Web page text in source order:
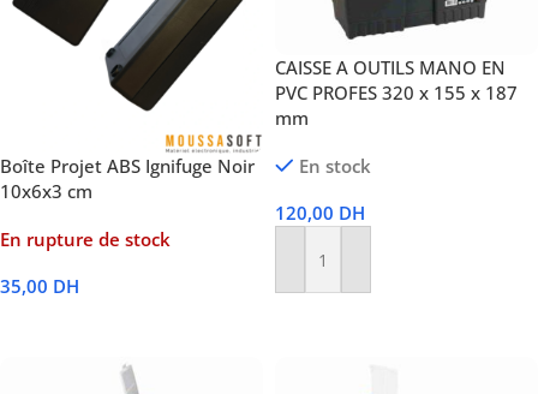
Boîte Projet ABS Ignifuge Noir
10x6x3 cm
En rupture de stock
35,00 DH
CAISSE A OUTILS MANO EN
PVC PROFES 320 x 155 x 187
mm
En stock
120,00 DH
Ajouter Au Panier